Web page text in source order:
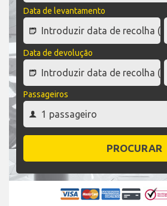
Data de levantamento
Data de devolução
Passageiros
PROCURAR